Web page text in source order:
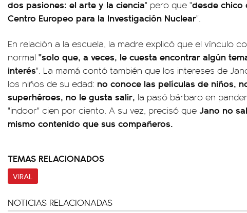
dos pasiones: el arte y la ciencia" pero que "desde chico
Centro Europeo para la Investigación Nuclear".
En relación a la escuela, la madre explicó que el vínculo
normal "solo que, a veces, le cuesta encontrar algún
interés". La mamá contó también que los intereses de
los niños de su edad: no conoce las películas de niños,
superhéroes, no le gusta salir, la pasó bárbaro en
"indoor" cien por ciento. A su vez, precisó que Jano no
mismo contenido que sus compañeros.
TEMAS RELACIONADOS
VIRAL
NOTICIAS RELACIONADAS